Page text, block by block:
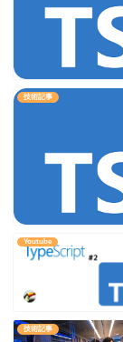
技術記事
Youtube
技術記事